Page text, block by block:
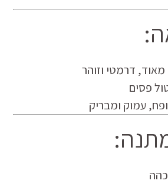
מאוד, דרמטי וזוהר
פסים
עמוק ומבריק